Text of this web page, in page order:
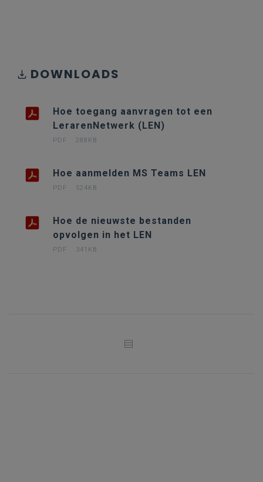
DOWNLOADS
Hoe toegang aanvragen tot een
LerarenNetwerk (LEN)
PDF 288KB
Hoe aanmelden MS Teams LEN
PDF 524KB
Hoe de nieuwste bestanden
opvolgen in het LEN
PDF 341KB